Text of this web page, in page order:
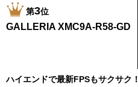
第3位
GALLERIA XMC9A-R58-GD
ハイエンドで最新FPSもサクサク！